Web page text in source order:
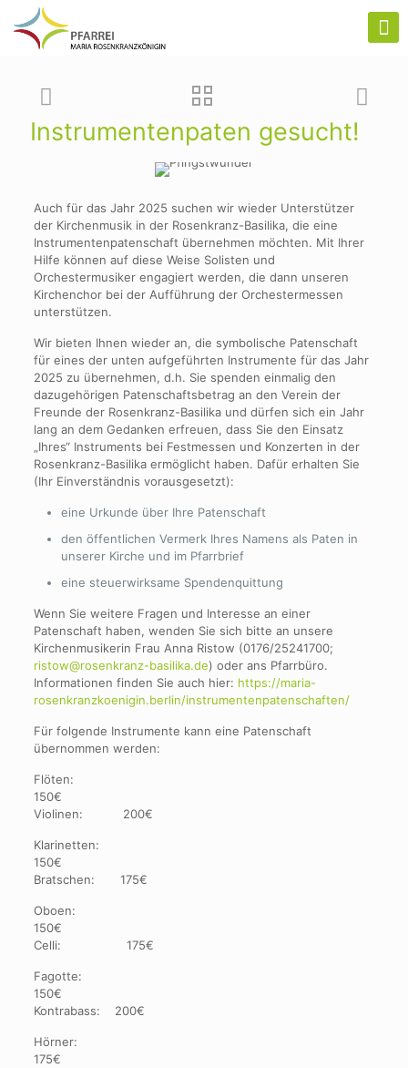
Instrumentenpaten gesucht!
Auch für das Jahr 2025 suchen wir wieder Unterstützer
der Kirchenmusik in der Rosenkranz-Basilika, die eine
Instrumentenpatenschaft übernehmen möchten. Mit Ihrer
Hilfe können auf diese Weise Solisten und
Orchestermusiker engagiert werden, die dann unseren
Kirchenchor bei der Aufführung der Orchestermessen
unterstützen.
Wir bieten Ihnen wieder an, die symbolische Patenschaft
für eines der unten aufgeführten Instrumente für das Jahr
2025 zu übernehmen, d.h. Sie spenden einmalig den
dazugehörigen Patenschaftsbetrag an den Verein der
Freunde der Rosenkranz-Basilika und dürfen sich ein Jahr
lang an dem Gedanken erfreuen, dass Sie den Einsatz
„Ihres“ Instruments bei Festmessen und Konzerten in der
Rosenkranz-Basilika ermöglicht haben. Dafür erhalten Sie
(Ihr Einverständnis vorausgesetzt):
eine Urkunde über Ihre Patenschaft
den öffentlichen Vermerk Ihres Namens als Paten in
unserer Kirche und im Pfarrbrief
eine steuerwirksame Spendenquittung
Wenn Sie weitere Fragen und Interesse an einer
Patenschaft haben, wenden Sie sich bitte an unsere
Kirchenmusikerin Frau Anna Ristow (0176/25241700;
ristow@rosenkranz-basilika.de) oder ans Pfarrbüro.
Informationen finden Sie auch hier: https://maria-
rosenkranzkoenigin.berlin/instrumentenpatenschaften/
Für folgende Instrumente kann eine Patenschaft
übernommen werden:
Flöten:
150€
Violinen: 200€
Klarinetten:
150€
Bratschen: 175€
Oboen:
150€
Celli: 175€
Fagotte:
150€
Kontrabass: 200€
Hörner:
175€